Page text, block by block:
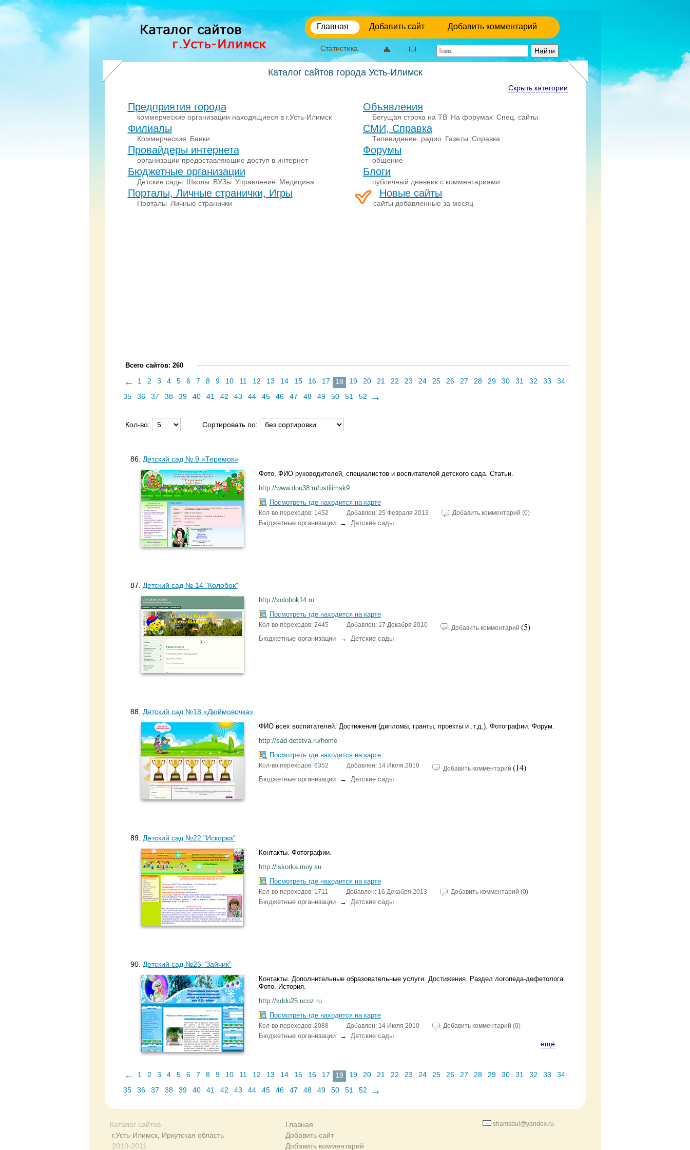
Главная Добавить сайт Добавить комментарий
Статистика
Каталог сайтов города Усть-Илимск
Скрыть категории
Предприятия города
коммерческие организации находящиеся в г.Усть-Илимск
Филиалы
Коммерческие Банки
Провайдеры интернета
организации предоставляющие доступ в интернет
Бюджетные организации
Детские сады Школы ВУЗы Управление Медицина
Порталы, Личные странички, Игры
Порталы Личные странички
Объявления
Бегущая строка на ТВ На форумах Спец. сайты
СМИ, Справка
Телевидение, радио Газеты Справка
Форумы
общение
Блоги
публичный дневник с комментариями
Новые сайты
сайты добавленные за месяц
Всего сайтов: 260
← 1 2 3 4 5 6 7 8 9 10 11 12 13 14 15 16 17 18 19 20 21 22 23 24 25 26 27 28 29 30 31 32 33
34
35
36 37 38 39 40 41 42 43 44 45 46 47 48 49 50 51 52 →
Кол-во: Сортировать по:
86. Детский сад № 9 «Теремок»
Фото, ФИО руководителей, специалистов и воспитателей детского сада. Статьи.
http://www.dou38.ru/ustilimsk9
Посмотреть где находится на карте
Кол-во переходов: 1452 Добавлен: 25 Февраля 2013 Добавить комментарий (0)
Бюджетные организации→ Детские сады
87. Детский сад № 14 "Колобок"
http://kolobok14.ru
Посмотреть где находится на карте
Кол-во переходов: 2445 Добавлен: 17 Декабря 2010 Добавить комментарий (5)
Бюджетные организации→ Детские сады
88. Детский сад №18 «Дюймовочка»
ФИО всех воспитателей. Достижения (дипломы, гранты, проекты и .т.д.). Фотографии. Форум.
http://sad-detstva.ru/home
Посмотреть где находится на карте
Кол-во переходов: 6352 Добавлен: 14 Июля 2010 Добавить комментарий (14)
Бюджетные организации→ Детские сады
89. Детский сад №22 "Искорка"
Контакты. Фотографии.
http://iskorka.moy.su
Посмотреть где находится на карте
Кол-во переходов: 1711 Добавлен: 16 Декабря 2013 Добавить комментарий (0)
Бюджетные организации→ Детские сады
90. Детский сад №25 "Зайчик"
Контакты. Дополнительные образовательные услуги. Достижения. Раздел логопеда-дефетолога.
Фото. История.
http://kddu25.ucoz.ru
Посмотреть где находится на карте
Кол-во переходов: 2088 Добавлен: 14 Июля 2010 Добавить комментарий (0)
Бюджетные организации→ Детские сады
ещё
← 1 2 3 4 5 6 7 8 9 10 11 12 13 14 15 16 17 18 19 20 21 22 23 24 25 26 27 28 29 30 31 32 33
34
35
36 37 38 39 40 41 42 43 44 45 46 47 48 49 50 51 52 →
Каталог сайтов
г.Усть-Илимск, Иркутская область
2010-2011
Главная
Добавить сайт
Добавить комментарий
shamsbul@yandex.ru